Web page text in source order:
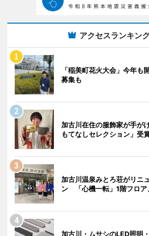
アクセスランキン
「稲美町花火大会」今年
募集も
加古川在住の服飾家が手が
もてなしセレクション」受
加古川温泉みとろ荘がリニ
ン 「心機一転」1階フロア
加古川・ムサシのLED照明